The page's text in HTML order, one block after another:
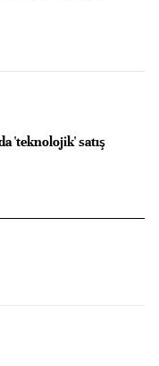
'teknolojik' satış